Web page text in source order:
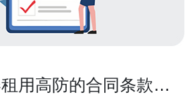
用高防的合同条款风